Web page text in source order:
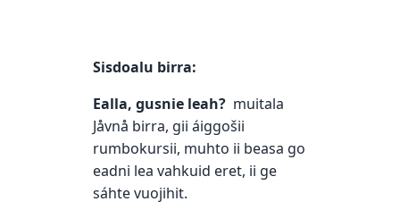
Sisdoalu birra:
Ealla, gusnie leah? muitala
Jåvnå birra, gii áiggošii
rumbokursii, muhto ii beasa go
eadni lea vahkuid eret, ii ge
sáhte vuojihit.